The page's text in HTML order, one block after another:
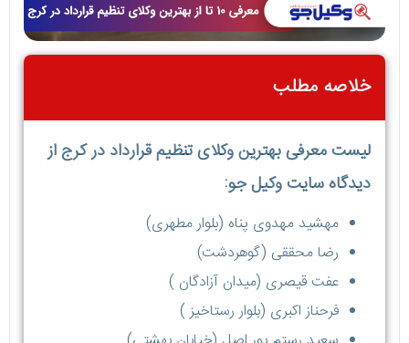
خلاصه مطلب
لیست معرفی بهترین وکلای تنظیم قرارداد در کرج از
دیدگاه سایت وکیل جو:
مهشید مهدوی پناه (بلوار مطهری)
رضا محققی (گوهردشت)
عفت قیصری (میدان آزادگان )
فرحناز اکبری (بلوار رستاخیز )